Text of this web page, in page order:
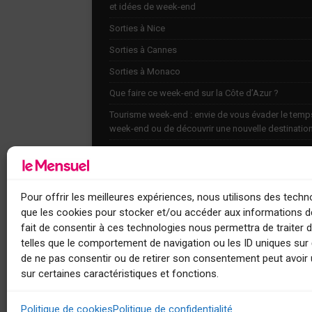
Pour offrir les meilleures expériences, nous utilisons des
que les cookies pour stocker et/ou accéder aux informations
fait de consentir à ces technologies nous permettra de traiter
telles que le comportement de navigation ou les ID uniques
de ne pas consentir ou de retirer son consentement peut
sur certaines caractéristiques et fonctions.
Politique de cookiesPolitique de confidentialité
et idées de week-end
Sorties à Nice
Sorties à Cannes
Sorties à Monaco
Que faire ce week-end sur la Côte d’Azur ?
Tourisme week-end : envie de vous évader le
week-end ou de découvrir une nouvelle
Contact